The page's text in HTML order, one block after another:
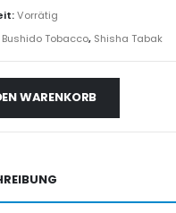
Vorrätig
Bushido Tobacco, Shisha Tabak
WARENKORB